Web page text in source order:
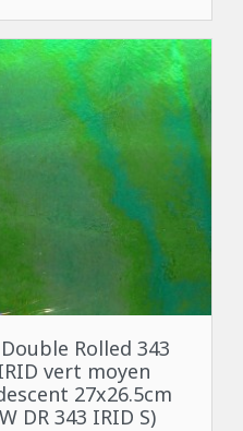
Aperçu rapide
Rolled 343
vert moyen
27x26.5cm
DR 343 IRID S)